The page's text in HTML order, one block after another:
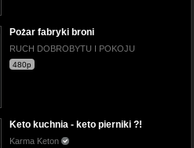
Pożar fabryki broni
RUCH DOBROBYTU I POKOJU
480p
Keto kuchnia - keto pierniki ?!
Karma Keton